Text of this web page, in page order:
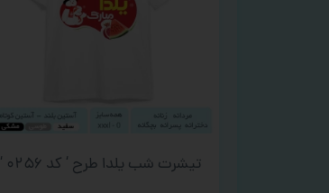
تیشرت شب یلدا طرح ‘ کد ۰۲۵۶ ‘